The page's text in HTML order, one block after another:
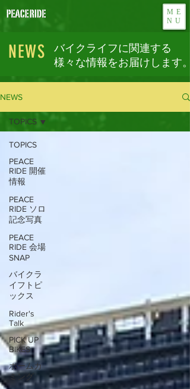
ME
NU
NEWS
バイクライフに関連する
様々な情報をお届けします。
NEWS
TOPICS
PEACE
RIDE 開催
情報
PEACE
RIDE ソロ
記念写真
PEACE
RIDE 会場
SNAP
バイクラ
イフトピ
ックス
Rider's
Talk
PICK UP
BIKES
ホームカ
ミング
TOPICS